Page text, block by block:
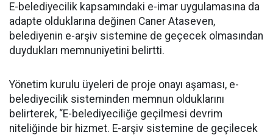
E-belediyecilik kapsamındaki e-imar uygulamasına da
adapte olduklarına değinen Caner Ataseven,
belediyenin e-arşiv sistemine de geçecek olmasından
duydukları memnuniyetini belirtti.
Yönetim kurulu üyeleri de proje onayı aşaması, e-
belediyecilik sisteminden memnun olduklarını
belirterek, “E-belediyeciliğe geçilmesi devrim
niteliğinde bir hizmet. E-arşiv sistemine de geçilecek